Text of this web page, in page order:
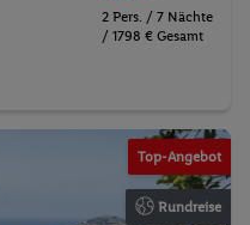
2 Pers. / 7 Nächte
/ 1798 € Gesamt
Top-Angebot
Rundreise